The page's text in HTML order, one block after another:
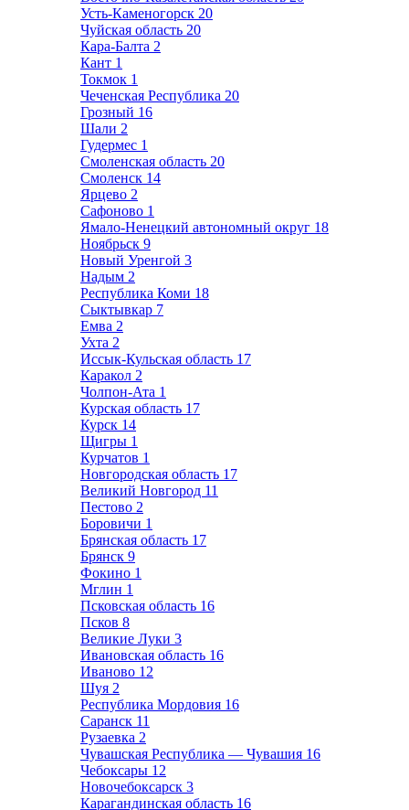
Усть-Каменогорск 20
Чуйская область 20
Кара-Балта 2
Кант 1
Токмок 1
Чеченская Республика 20
Грозный 16
Шали 2
Гудермес 1
Смоленская область 20
Смоленск 14
Ярцево 2
Сафоново 1
Ямало-Ненецкий автономный округ 18
Ноябрьск 9
Новый Уренгой 3
Надым 2
Республика Коми 18
Сыктывкар 7
Емва 2
Ухта 2
Иссык-Кульская область 17
Каракол 2
Чолпон-Ата 1
Курская область 17
Курск 14
Щигры 1
Курчатов 1
Новгородская область 17
Великий Новгород 11
Пестово 2
Боровичи 1
Брянская область 17
Брянск 9
Фокино 1
Мглин 1
Псковская область 16
Псков 8
Великие Луки 3
Ивановская область 16
Иваново 12
Шуя 2
Республика Мордовия 16
Саранск 11
Рузаевка 2
Чувашская Республика — Чувашия 16
Чебоксары 12
Новочебоксарск 3
Карагандинская область 16